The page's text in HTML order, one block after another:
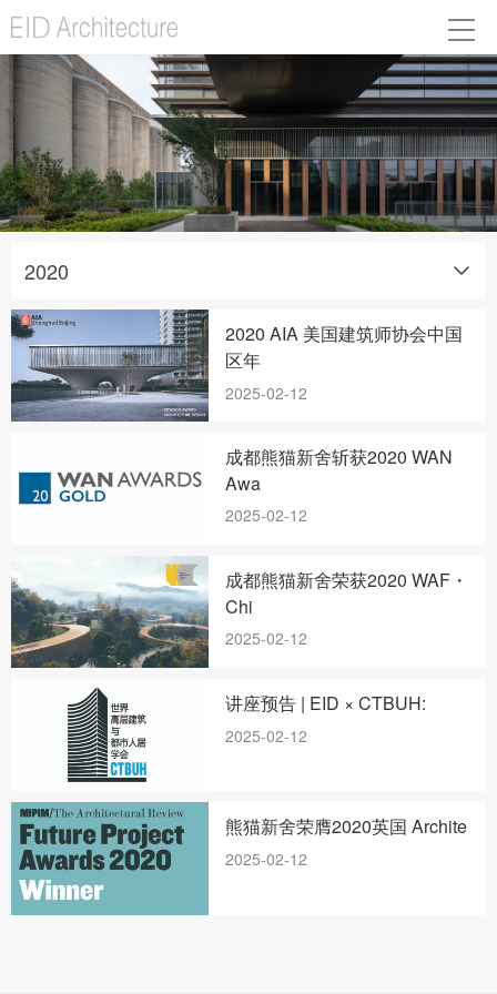
2020
2020 AIA 美国建筑师协会中国
区年
2025-02-12
成都熊猫新舍斩获2020 WAN
Awa
2025-02-12
成都熊猫新舍荣获2020 WAF・
Chi
2025-02-12
讲座预告 | EID × CTBUH:
2025-02-12
熊猫新舍荣膺2020英国 Archite
2025-02-12